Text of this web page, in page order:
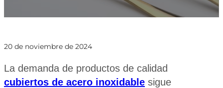
20 de noviembre de 2024
La demanda de productos de calidad
cubiertos de acero inoxidable sigue